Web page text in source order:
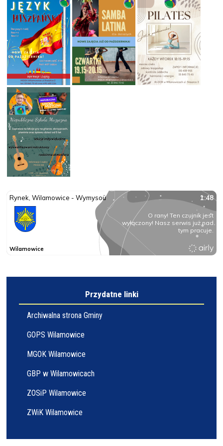
Przydatne linki
Archiwalna strona Gminy
GOPS Wilamowice
MGOK Wilamowice
GBP w Wilamowicach
ZOSiP Wilamowice
ZWiK Wilamowice